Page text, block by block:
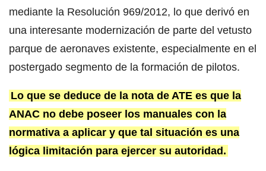
mediante la Resolución 969/2012, lo que derivó en
una interesante modernización de parte del vetusto
parque de aeronaves existente, especialmente en el
postergado segmento de la formación de pilotos.
Lo que se deduce de la nota de ATE es que la
ANAC no debe poseer los manuales con la
normativa a aplicar y que tal situación es una
lógica limitación para ejercer su autoridad.